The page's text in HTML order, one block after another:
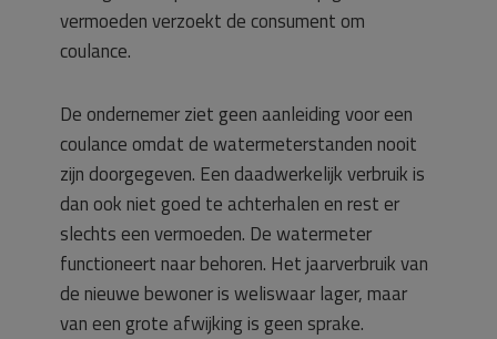
vermoeden verzoekt de consument om
coulance.
De ondernemer ziet geen aanleiding voor een
coulance omdat de watermeterstanden nooit
zijn doorgegeven. Een daadwerkelijk verbruik is
dan ook niet goed te achterhalen en rest er
slechts een vermoeden. De watermeter
functioneert naar behoren. Het jaarverbruik van
de nieuwe bewoner is weliswaar lager, maar
van een grote afwijking is geen sprake.